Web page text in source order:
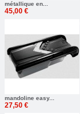
métallique en...
45,00 €
mandoline easy...
27,50 €